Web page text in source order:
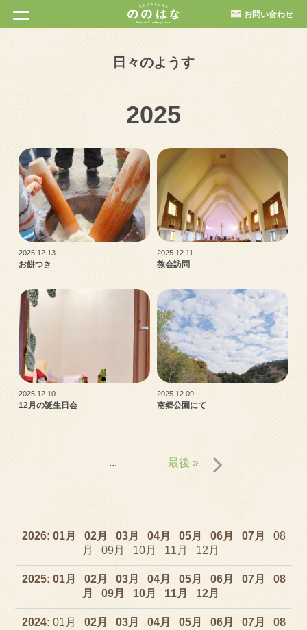
お問い合わせ
日々のようす
2025
2025.12.13.
お餅つき
2025.12.11.
教会訪問
2025.12.10.
12月の誕生日会
2025.12.09.
南郷公園にて
... 最後 »
2026 01 02 03 04 05 06 07
08
09
10 11 12
2025 01 02 03 04 05 06 07
08
09
10 11 12
2024 01 02 03 04 05 06 07
08